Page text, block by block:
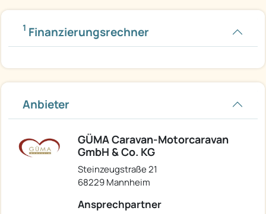
1 Finanzierungsrechner
Anbieter
GÜMA Caravan-Motorcaravan
GmbH & Co. KG
Steinzeugstraße 21
68229 Mannheim
Ansprechpartner